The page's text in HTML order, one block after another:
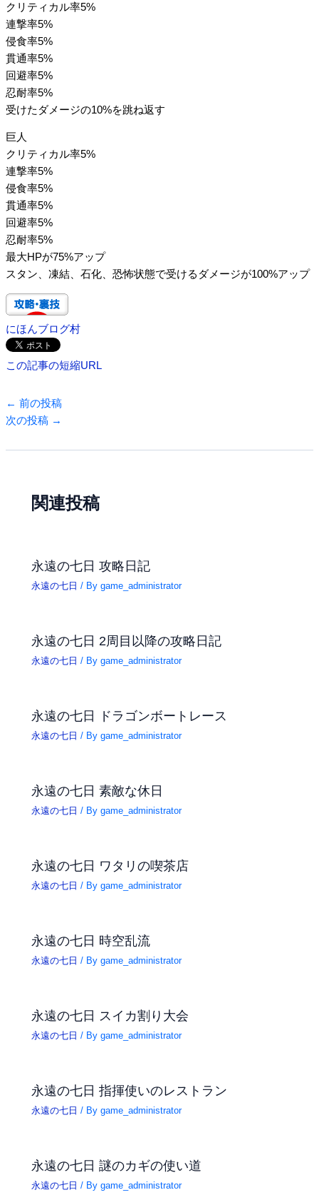
クリティカル率5%
連撃率5%
侵食率5%
貫通率5%
回避率5%
忍耐率5%
受けたダメージの10%を跳ね返す
巨人
クリティカル率5%
連撃率5%
侵食率5%
貫通率5%
回避率5%
忍耐率5%
最大HPが75%アップ
スタン、凍結、石化、恐怖状態で受けるダメージが100%アップ
にほんブログ村
この記事の短縮URL
← 前の投稿
次の投稿 →
関連投稿
永遠の七日 攻略日記
永遠の七日 / Bygame_administrator
永遠の七日 2周目以降の攻略日記
永遠の七日 / Bygame_administrator
永遠の七日 ドラゴンボートレース
永遠の七日 / Bygame_administrator
永遠の七日 素敵な休日
永遠の七日 / Bygame_administrator
永遠の七日 ワタリの喫茶店
永遠の七日 / Bygame_administrator
永遠の七日 時空乱流
永遠の七日 / Bygame_administrator
永遠の七日 スイカ割り大会
永遠の七日 / Bygame_administrator
永遠の七日 指揮使いのレストラン
永遠の七日 / Bygame_administrator
永遠の七日 謎のカギの使い道
永遠の七日 / Bygame_administrator